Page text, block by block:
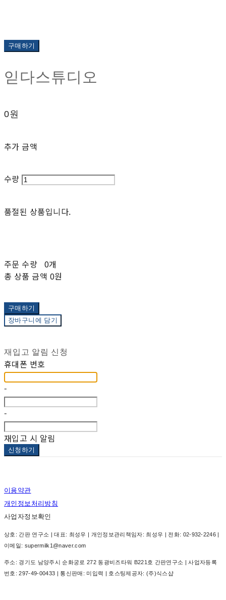
구매하기
읻다스튜디오
0원
추가 금액
수량
품절된 상품입니다.
주문 수량 0개
총 상품 금액 0원
구매하기
장바구니에 담기
재입고 알림 신청
휴대폰 번호
-
-
재입고 시 알림
신청하기
이용약관
개인정보처리방침
사업자정보확인
상호: 간판 연구소 | 대표: 최성우 | 개인정보관리책임자: 최성우 | 전화: 02-932-2246 |
이메일: supermilk1@naver.com
주소: 경기도 남양주시 순화궁로 272 동광비즈타워 B221호 간판연구소 | 사업자등록
번호:297-49-00433 | 통신판매: 미입력 | 호스팅제공자: (주)식스샵